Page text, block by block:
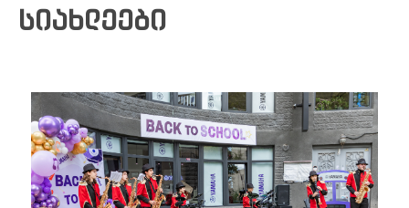
დახმარება და ტრეინინგი
სერვისები
სიახლეები